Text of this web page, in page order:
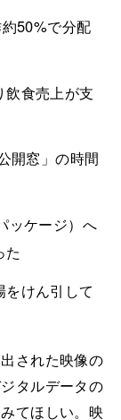
50%で分配
食売上が支
窓」の時間
ッケージ）へ
た
けん引して
された映像の
タルデータの
てほしい。映